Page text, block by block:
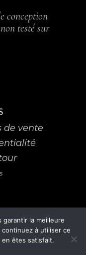
conception
testé sur
de vente
la meilleure
à utiliser ce
êtes satisfait.